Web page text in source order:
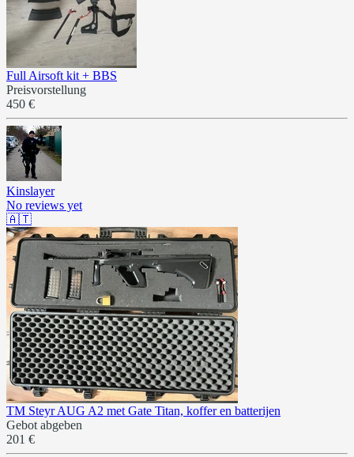
Full Airsoft kit + BBS
Preisvorstellung
450 €
Kinslayer
No reviews yet
🇦🇹
TM Steyr AUG A2 met Gate Titan, koffer en batterijen
Gebot abgeben
201 €